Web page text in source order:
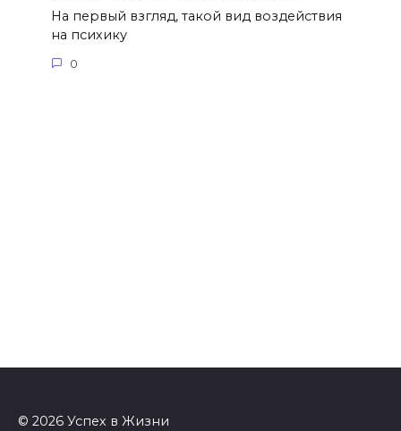
На первый взгляд, такой вид воздействия
на психику
0
© 2026 Успех в Жизни